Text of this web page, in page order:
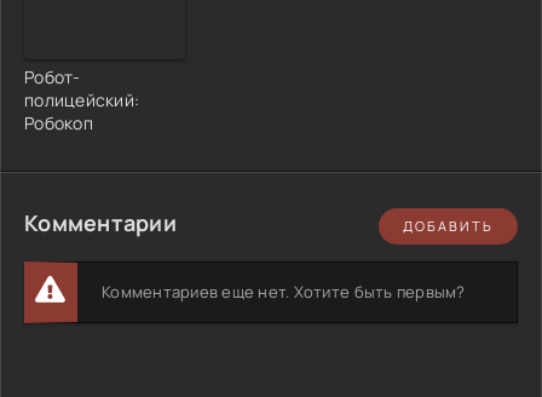
Робот-
полицейский:
Робокоп
Комментарии ДОБАВИТЬ
Комментариев еще нет. Хотите быть первым?